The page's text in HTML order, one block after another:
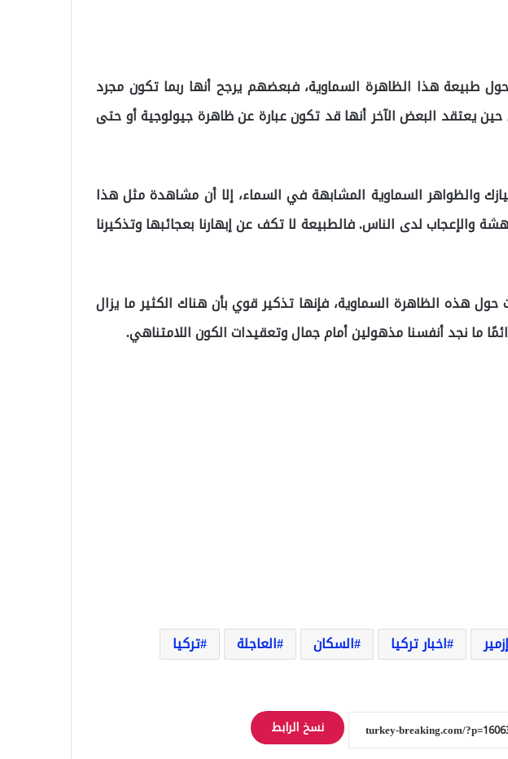
طبيعة هذا الظاهرة السماوية، فبعضهم يرجح أنها ربما تكون مجرد
يعتقد البعض الآخر أنها قد تكون عبارة عن ظاهرة جيولوجية أو حتى
والظواهر السماوية المشابهة في السماء، إلا أن مشاهدة مثل هذا
والإعجاب لدى الناس. فالطبيعة لا تكف عن إبهارنا بعجائبها وتذكيرنا
حول هذه الظاهرة السماوية، فإنها تذكير قوي بأن هناك الكثير ما يزال
ما نجد أنفسنا مذهولين أمام جمال وتعقيدات الكون اللامتناهي.
إزمير اخبار تركيا السكان العاجلة
تركيا
نسخ الرابط